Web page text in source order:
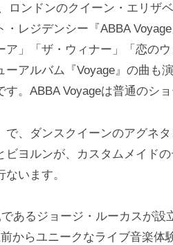
ロンドンのクイーン・エリザ
レジデンシー『ABBA
」「ザ・ウィナー」「恋の
アルバム『Voyage』の曲も
。ABBA Voyageは普通のショ
、ダンスクイーンのアグネ
ヨルンが、カスタムメイド
います。
あるジョージ・ルーカスが設
からユニークなライブ音楽体